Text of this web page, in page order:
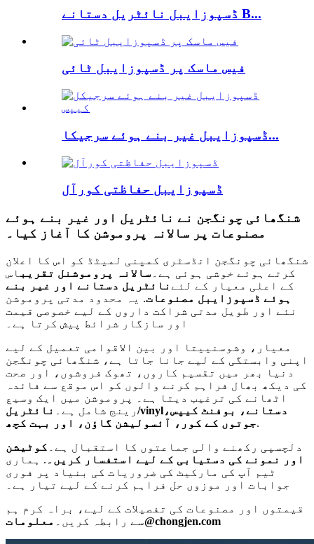
ڈسپوزایبل نائٹریل دستانے B...
فیس ماسک پر ڈسپوزایبل ٹائی
ڈسپوزایبل غیر بنے ہوئے سرجیکا...
ڈسپوزایبل حفاظتی کورآل
شنگھائی چونگجن نے نائٹریل اور غیر بنے ہوئے
مصنوعات پر سالانہ پروموشن کا آغاز کیا۔
شنگھائی چونگجن انڈسٹری کمپنی لمیٹڈ کو اس کا اعلان
کرتے ہوئے خوشی ہوئی ہے۔ سالانہ پروموشنل تقریب اس
کے اعلی معیار کے لئے نائٹریل دستانے اور غیر بنے
ہوئے ڈسپوزایبل مصنوعات. یہ محدود مدتی پروموشن
نئے اور طویل مدتی شراکت داروں کے لیے خصوصی قیمت
اور سازگار شرائط پیش کرتا ہے۔
معیار، وشوسنییتا اور بین الاقوامی تعمیل کے لیے
اپنی وابستگی کے لیے جانا جاتا ہے، شنگھائی چونگجن
دنیا بھر میں تقسیم کاروں، تھوک فروشوں، اور صحت
کی دیکھ بھال فراہم کرنے والوں کو اس موقع سے فائدہ
اٹھانے کی ترغیب دیتا ہے۔ پروموشن میں ایک وسیع
رینج شامل ہے۔
نائٹریل /vinyl دستانے، بوفنٹ کیپس،
جوتوں کے کور، آئسولیشن گاؤن، اور بہت کچھ.
دلچسپی رکھنے والی جماعتوں کا استقبال ہے۔ کوٹیشن
اور نمونے کی دستیابی کے لیے استفسار کریں۔ . ہماری
ٹیم آپ کی مارکیٹ کی ضروریات کی بنیاد پر فوری
جوابات اور موزوں حل فراہم کرنے کے لیے تیار ہے۔
قیمتوں اور مصنوعات کی تفصیلات کے لیے، براہ کرم ہم
سے رابطہ کریں۔
معلومات @chongjen.com